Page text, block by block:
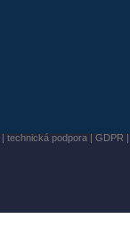
| technická podpora | GDPR